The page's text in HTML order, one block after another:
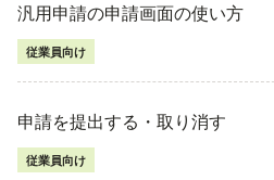
汎用申請の申請画面の使い方
従業員向け
申請を提出する・取り消す
従業員向け